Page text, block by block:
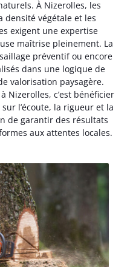
À Nizerolles, les
végétale et les
exigent une expertise
maîtrise pleinement. La
préventif ou encore
dans une logique de
valorisation paysagère.
Nizerolles, c’est bénéficier
l’écoute, la rigueur et la
de garantir des résultats
aux attentes locales.